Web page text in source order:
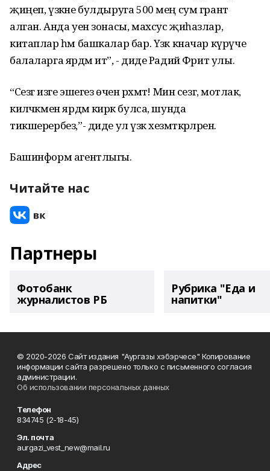
җиңеп, үзәкне булдыруга 500 мең сум грант
алган. Анда уен зонасы, махсус җиһазлар,
китаплар һәм башкалар бар. Үзәк кначар күрүче
балаларга ярдәм итә”, - диде Радий Фәрит улы.
“Сезгә изге эшегез өчен рәхмәт! Мин сезгә, мотлак,
киләчәкмен ярдәм кирәк булса, шунда
тикшерербез,”- диде ул үзәк хезмәткәрләренә.
Башинформ агентлыгы.
Читайте нас
Партнеры
Фотобанк
журналистов РБ
Рубрика "Еда и
напитки"
© 2020-2026 Сайт издания "Аургазы хэбэрчесе" Копирование
информации сайта разрешено только с письменного согласия
администрации.
Об использовании персональных данных
Телефон
834745 (2-18-45)
Эл. почта
aurgazi_vest_new@mail.ru
Адрес